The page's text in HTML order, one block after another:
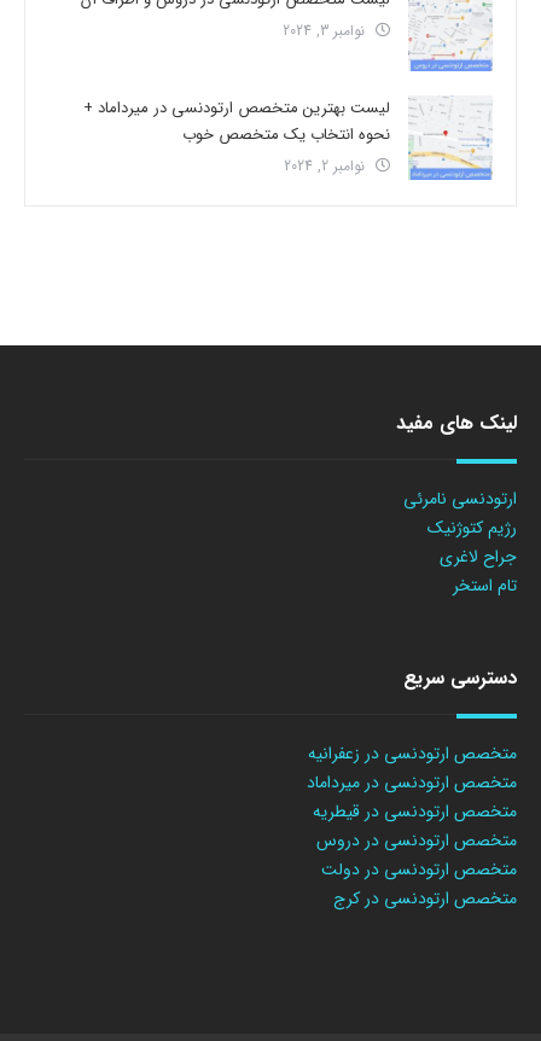
نوامبر 3, 2024
لیست بهترین متخصص ارتودنسی در میرداماد +
نحوه انتخاب یک متخصص خوب
نوامبر 2, 2024
لینک های مفید
ارتودنسی نامرئی
رژیم کتوژنیک
جراح لاغری
تام استخر
دسترسی سریع
متخصص ارتودنسی در زعفرانیه
متخصص ارتودنسی در میرداماد
متخصص ارتودنسی در قیطریه
متخصص ارتودنسی در دروس
متخصص ارتودنسی در دولت
متخصص ارتودنسی در کرج